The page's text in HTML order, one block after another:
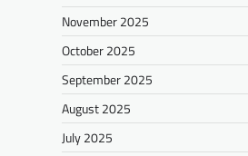
November 2025
October 2025
September 2025
August 2025
July 2025